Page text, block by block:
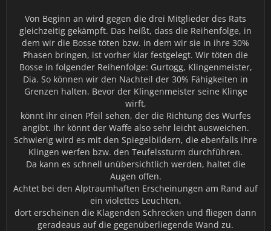
Von Beginn an wird gegen die drei Mitglieder des Rats
gleichzeitig gekämpft. Das heißt, dass die Reihenfolge, in
dem wir die Bosse töten bzw. in dem wir sie in ihre 30%
Phasen bringen, ist vorher klar festgelegt. Wir töten die
Bosse in folgender Reihenfolge: Gurtogg, Klingenmeister,
Dia. So können wir den Nachteil der 30% Fähigkeiten in
Grenzen halten. Bevor der Klingenmeister seine Klinge
wirft,
könnt ihr einen Pfeil sehen, der die Richtung des Wurfes
angibt. Ihr könnt der Waffe also sehr leicht ausweichen.
Schwierig wird es mit den Spiegelbildern, die ebenfalls ihre
Klingen werfen bzw. den Teufelssturm durchführen.
Da kann es schnell unübersichtlich werden, haltet die
Augen offen.
Achtet bei den Alptraumhaften Erscheinungen am Rand auf
ein violettes Leuchten,
dort erscheinen die Klagenden Schrecken und fliegen dann
geradeaus auf die gegenüberliegende Wand zu.